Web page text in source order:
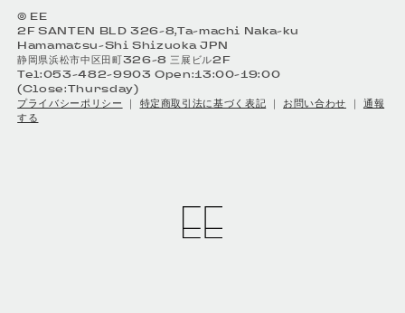
© EE
2F SANTEN BLD 326-8,Ta-machi Naka-ku
Hamamatsu-Shi Shizuoka JPN
静岡県浜松市中区田町326-8 三展ビル2F
Tel:053-482-9903 Open:13:00-19:00
(Close:Thursday)
プライバシーポリシー ｜ 特定商取引法に基づく表記 ｜ お問い合わせ ｜ 通報
する